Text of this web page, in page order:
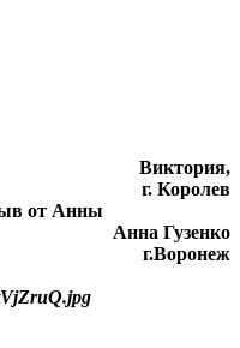
Виктория,
г. Королев
Анна Гузенко
г.Воронеж